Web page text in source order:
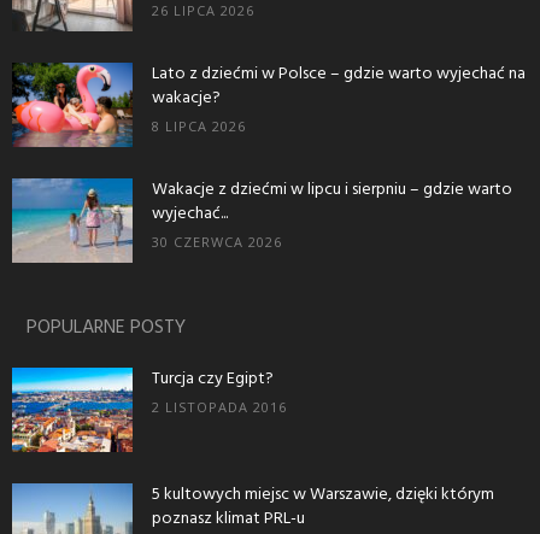
26 LIPCA 2026
Lato z dziećmi w Polsce – gdzie warto wyjechać na
wakacje?
8 LIPCA 2026
Wakacje z dziećmi w lipcu i sierpniu – gdzie warto
wyjechać...
30 CZERWCA 2026
POPULARNE POSTY
Turcja czy Egipt?
2 LISTOPADA 2016
5 kultowych miejsc w Warszawie, dzięki którym
poznasz klimat PRL-u